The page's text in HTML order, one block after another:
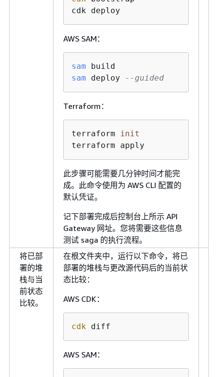
cdk deploy
AWS SAM：
sam
sam deploy --guided
Terraform：
terraform init
terraform apply
此步骤可能需要几分钟时间才能完
成。此命令使用为 AWS CLI 配置的
默认凭证。
记下部署完成后控制台上所示 API
Gateway 网址。您将需要这些信息
测试 saga 的执行流程。
将已部
署的堆
栈与当
前状态
比较。
在根文件夹中，运行以下命令，将已
部署的堆栈与更改源代码后的当前状
态比较：
AWS CDK：
cdk diff
AWS SAM：